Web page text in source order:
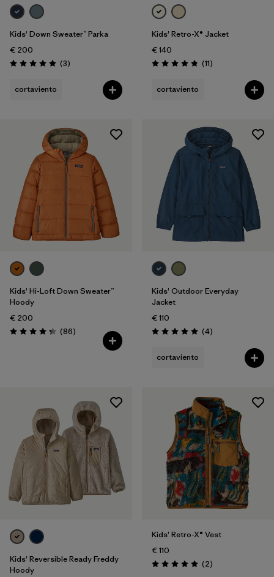
Kids' Down Sweater™ Parka
€ 200
Puntuación: 5.0 / 5
(3Reseñas
)
cortaviento
Kids' Retro-X® Jacket
€ 140
Puntuación: 4.8 / 5
(11Reseñas
)
cortaviento
Kids' Hi-Loft Down Sweater™
Hoody
€ 200
Puntuación: 4.3 / 5
(86Reseñas
)
Kids' Outdoor Everyday
Jacket
€ 110
Puntuación: 5.0 / 5
(4Reseñas
)
cortaviento
Kids' Reversible Ready Freddy
Hoody
Kids' Retro-X® Vest
€ 110
Puntuación: 5.0 / 5
(2Reseñas
)